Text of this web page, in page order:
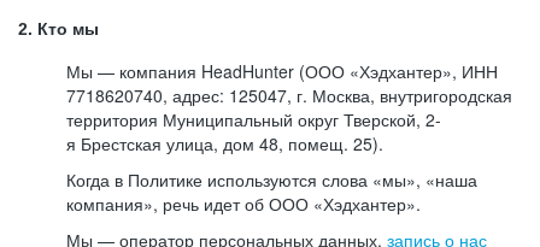
2. Кто мы
Мы — компания HeadHunter (ООО «Хэдхантер», ИНН
7718620740, адрес: 125047, г. Москва, внутригородская
территория Муниципальный округ Тверской, 2-
я Брестская улица, дом 48, помещ. 25).
Когда в Политике используются слова «мы», «наша
компания», речь идет об ООО «Хэдхантер».
Мы — оператор персональных данных, запись о нас